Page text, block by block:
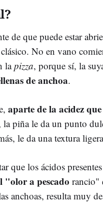
de que puede estar
clásico. No en vano
lapizza, porque sí, la
de anchoa.
aparte de la acidez
la piña le da un punto
le da una textura
que los ácidos
"olor a pescado rancio"
anchoas, resulta muy